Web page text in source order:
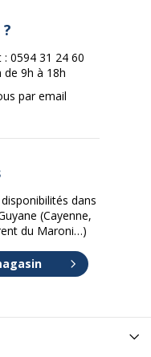
: 0594 31 24 60
de 9h à 18h
par email
dans
(Cayenne,
du Maroni…)